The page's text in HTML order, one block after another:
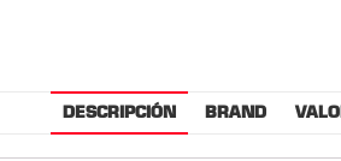
DESCRIPCIÓN BRAND